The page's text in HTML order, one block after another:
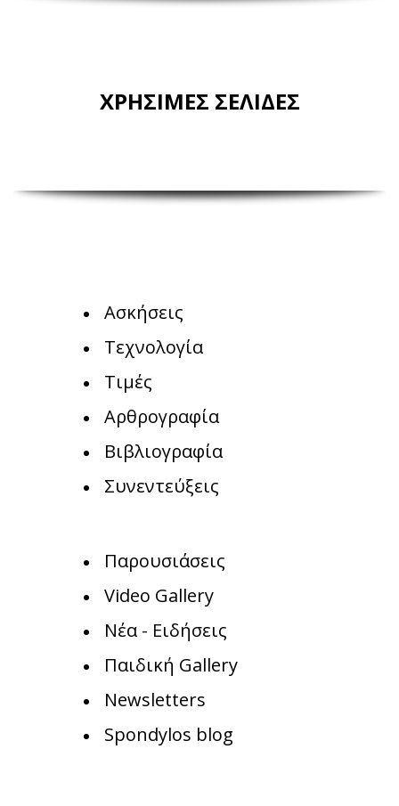
ΧΡΗΣΙΜΕΣ ΣΕΛΙΔΕΣ
Ασκήσεις
Τεχνολογία
Τιμές
Αρθρογραφία
Βιβλιογραφία
Συνεντεύξεις
Παρουσιάσεις
Video Gallery
Νέα - Ειδήσεις
Παιδική Gallery
Newsletters
Spondylos blog